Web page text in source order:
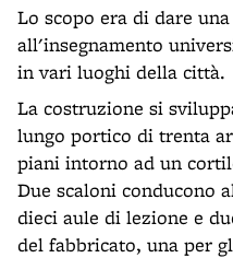
Lo scopo era di dare
all'insegnamento
in vari luoghi della città.
La costruzione si
lungo portico di trenta
piani intorno ad un
Due scaloni conducono
dieci aule di lezione e
del fabbricato, una per